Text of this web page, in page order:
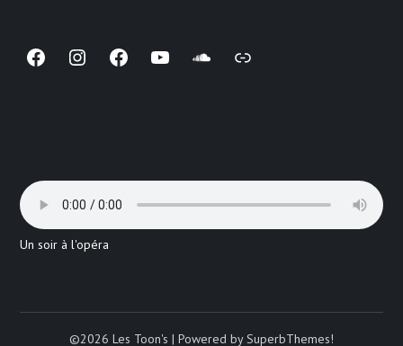
FacebookInstagram
Facebook
YouTubeSoundCloud
Lien
Un soir à l'opéra
©2026 Les Toon's | Powered bySuperbThemes!